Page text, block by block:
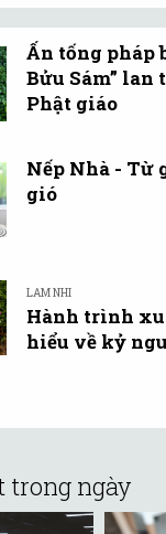
Ấn tống pháp
Bửu Sám”
Phật giáo
Nếp Nhà - Từ
gió
LAM NHI
Hành trình
hiểu về kỷ
trong ngày